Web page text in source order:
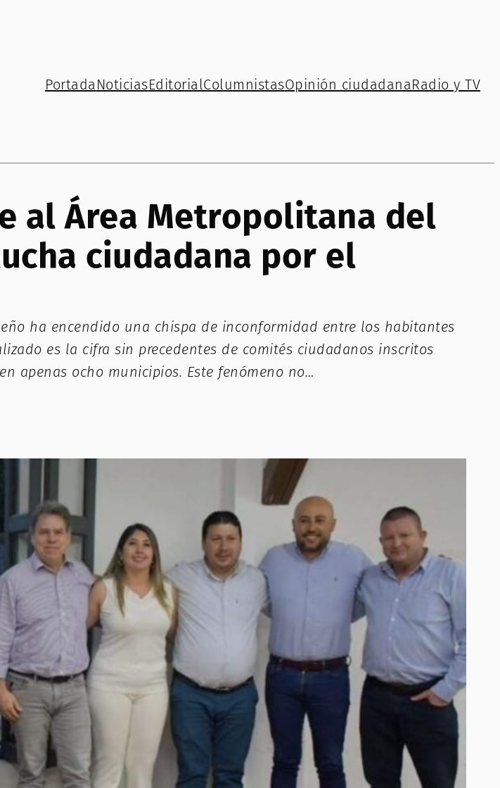
Portada NoticiasEditorialColumnistasOpinión ciudadanaRadio y TV
al Área Metropolitana del
ciudadana por el
ha encendido una chispa de inconformidad entre los habitantes
es la cifra sin precedentes de comités ciudadanos inscritos
apenas ocho municipios. Este fenómeno no…